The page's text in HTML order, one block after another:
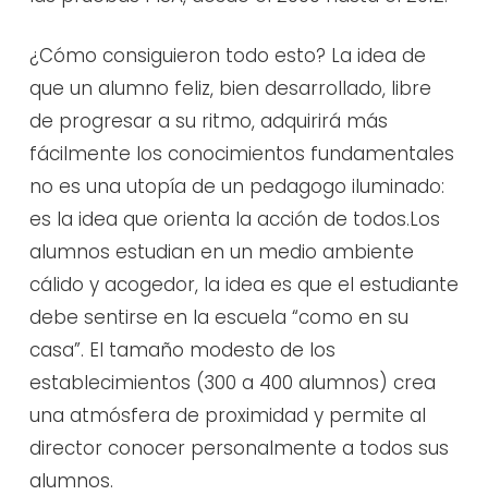
¿Cómo consiguieron todo esto? La idea de
que un alumno feliz, bien desarrollado, libre
de progresar a su ritmo, adquirirá más
fácilmente los conocimientos fundamentales
no es una utopía de un pedagogo iluminado:
es la idea que orienta la acción de todos.Los
alumnos estudian en un medio ambiente
cálido y acogedor, la idea es que el estudiante
debe sentirse en la escuela “como en su
casa”. El tamaño modesto de los
establecimientos (300 a 400 alumnos) crea
una atmósfera de proximidad y permite al
director conocer personalmente a todos sus
alumnos.